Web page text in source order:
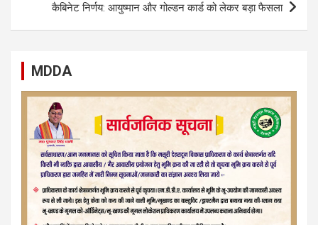
कैबिनेट निर्णय: आयुष्मान और गोल्डन कार्ड को लेकर बड़ा फैसला
MDDA